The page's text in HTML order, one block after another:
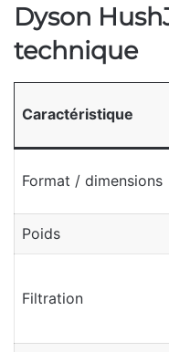
Dyson
technique
Caractéristique
Format / dimensions
Poids
Filtration